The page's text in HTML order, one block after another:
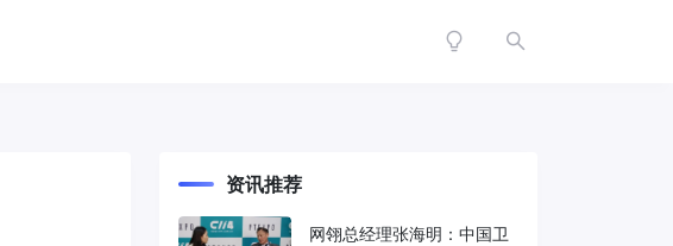
资讯推荐
网翎总经理张海明：中国卫